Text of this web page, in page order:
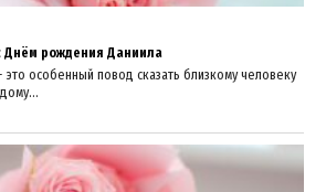
Днём рождения Даниила
особенный повод сказать близкому человеку